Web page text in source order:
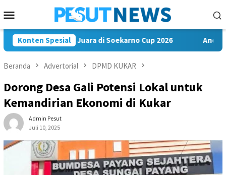
ke
Mobile
Konten Spesial
Bawa Misi Juara di Soekarno Cup 2026 Andi Satya
Beranda Advertorial DPMD KUKAR
Dorong Desa Gali Potensi Lokal untuk
Kemandirian Ekonomi di Kukar
Admin Pesut
Juli 10, 2025